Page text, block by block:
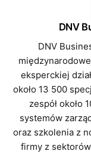
DNV
DNV
eksperckiej
około 13 500
zespół około
systemów
oraz szkolenia z
firmy z